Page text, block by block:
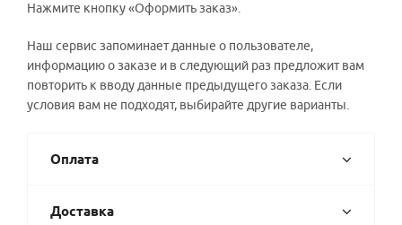
Нажмите кнопку «Оформить заказ».
Наш сервис запоминает данные о пользователе,
информацию о заказе и в следующий раз предложит вам
повторить к вводу данные предыдущего заказа. Если
условия вам не подходят, выбирайте другие варианты.
Оплата
Доставка